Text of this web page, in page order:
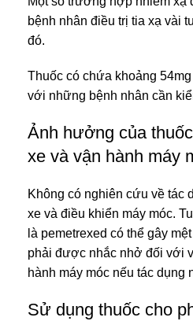
bệnh nhân điều trị tia xạ vài
đó.
Thuốc có chứa khoảng
với những bệnh nhân cần
Ảnh hưởng của
xe và vận hành máy
Không có nghiên cứu về tác
xe và điều khiển máy móc.
là pemetrexed có thể gây
phải được nhắc nhở đối với
hành máy móc nếu tác dụng
Sử dụng thuốc cho